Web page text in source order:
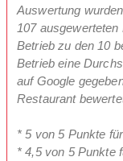
Auswertung
107
Betrieb zu den 10
Betrieb eine
auf Google
Restaurant
* 5 von 5 Punkte
* 4,5 von 5 Punkte